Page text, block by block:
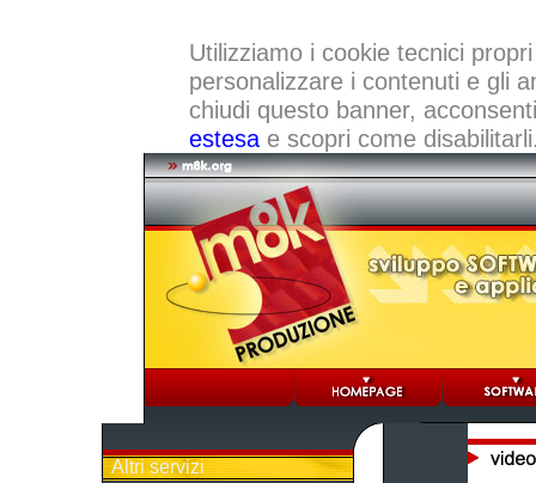
Utilizziamo i cookie tecnici
personalizzare i contenuti e gli
chiudi questo banner,
estesae scopri come
Altri servizi